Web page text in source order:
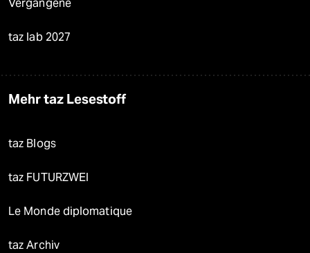
Vergangene
taz lab 2027
Mehr taz Lesestoff
taz Blogs
taz FUTURZWEI
Le Monde diplomatique
taz Archiv